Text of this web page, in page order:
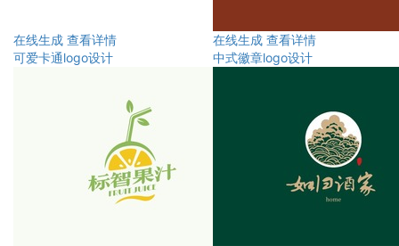
在线生成 查看详情
可爱卡通logo设计
在线生成 查看详情
中式徽章logo设计